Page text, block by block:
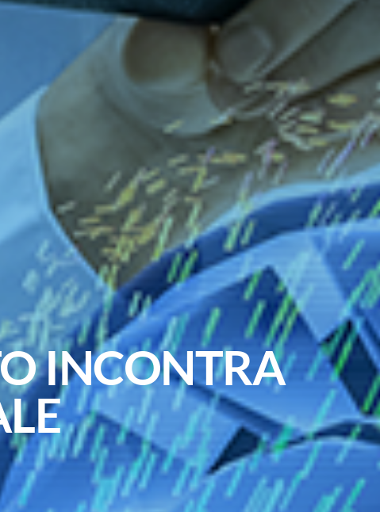
INCONTRA